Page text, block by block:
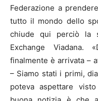
Federazione a
tutto il mondo dello
chiude qui perciò la
Exchange Viadana.
finalmente è arrivata –
– Siamo stati i primi,
poteva aspettare